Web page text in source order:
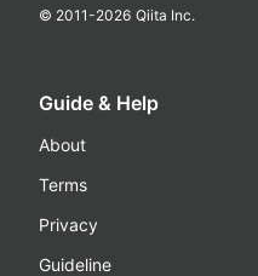
© 2011-2026 Qiita Inc.
Guide & Help
About
Terms
Privacy
Guideline